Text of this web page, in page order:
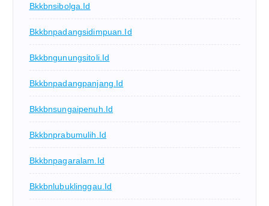
Bkkbnsibolga.id
Bkkbnpadangsidimpuan.id
Bkkbngunungsitoli.id
Bkkbnpadangpanjang.id
Bkkbnsungaipenuh.id
Bkkbnprabumulih.id
Bkkbnpagaralam.id
Bkkbnlubuklinggau.id